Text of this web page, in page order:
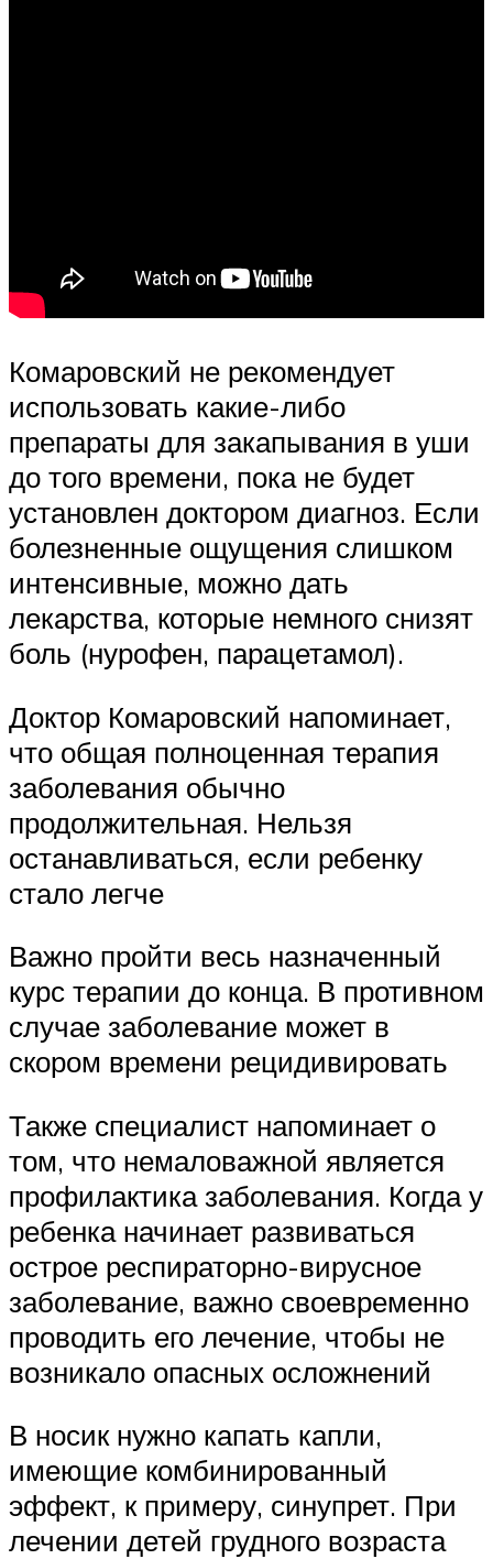
Комаровский не рекомендует
использовать какие-либо
препараты для закапывания в уши
до того времени, пока не будет
установлен доктором диагноз. Если
болезненные ощущения слишком
интенсивные, можно дать
лекарства, которые немного снизят
боль (нурофен, парацетамол).
Доктор Комаровский напоминает,
что общая полноценная терапия
заболевания обычно
продолжительная. Нельзя
останавливаться, если ребенку
стало легче
Важно пройти весь назначенный
курс терапии до конца. В противном
случае заболевание может в
скором времени рецидивировать
Также специалист напоминает о
том, что немаловажной является
профилактика заболевания. Когда у
ребенка начинает развиваться
острое респираторно-вирусное
заболевание, важно своевременно
проводить его лечение, чтобы не
возникало опасных осложнений
В носик нужно капать капли,
имеющие комбинированный
эффект, к примеру, синупрет. При
лечении детей грудного возраста